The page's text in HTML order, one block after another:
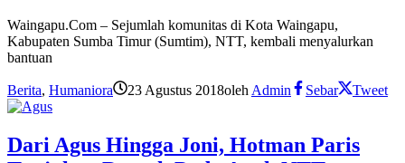
Waingapu.Com – Sejumlah komunitas di Kota Waingapu,
Kabupaten Sumba Timur (Sumtim), NTT, kembali menyalurkan
bantuan
Berita, Humaniora 23 Agustus 2018oleh Admin Sebar Tweet
Dari Agus Hingga Joni, Hotman Paris